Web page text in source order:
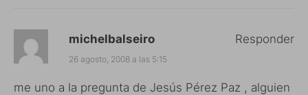
michelbalseiro
26 agosto, 2008 a las 5:15
me uno a la pregunta de Jesús Pérez Paz , alguien
Responder